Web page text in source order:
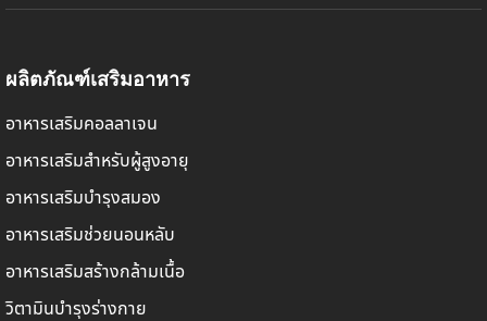
ผลิตภัณฑ์เสริมอาหาร
อาหารเสริมคอลลาเจน
อาหารเสริมสำหรับผู้สูงอายุ
อาหารเสริมบำรุงสมอง
อาหารเสริมช่วยนอนหลับ
อาหารเสริมสร้างกล้ามเนื้อ
วิตามินบำรุงร่างกาย